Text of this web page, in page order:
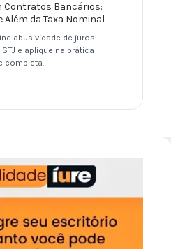
Contratos Bancários:
Além da Taxa Nominal
abusividade de juros
e aplique na prática
completa.